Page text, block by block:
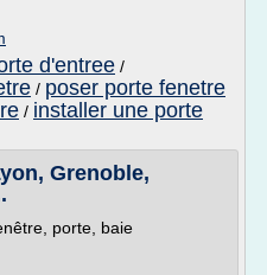
d'entree /
/ poser porte fenetre
/ installer une porte
Grenoble,
porte, baie